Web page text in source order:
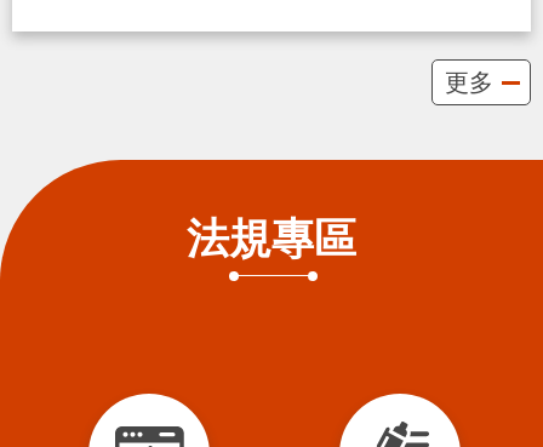
交
圖
更多
法規專區